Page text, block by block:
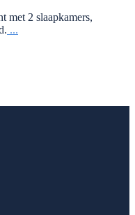
met 2 slaapkamers,
...